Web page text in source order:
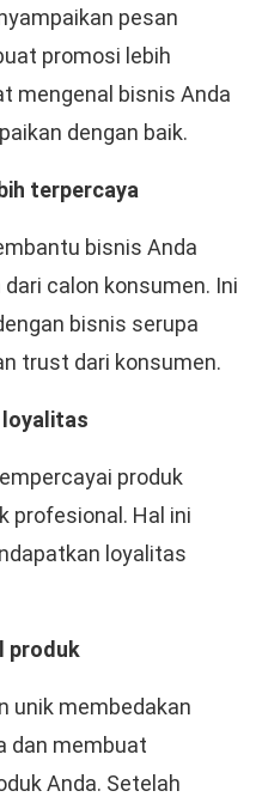
pesan
promosi lebih
mengenal bisnis Anda
dengan baik.
terpercaya
bisnis Anda
calon konsumen. Ini
bisnis serupa
trust dari konsumen.
produk
profesional. Hal ini
loyalitas
produk
unik membedakan
dan membuat
Anda. Setelah